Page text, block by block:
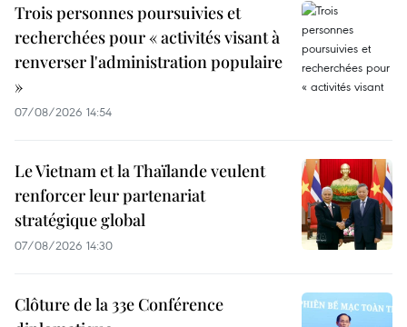
Trois personnes poursuivies et
recherchées pour « activités visant à
renverser l'administration populaire
»
07/08/2026 14:54
Le Vietnam et la Thaïlande veulent
renforcer leur partenariat
stratégique global
07/08/2026 14:30
Clôture de la 33e Conférence